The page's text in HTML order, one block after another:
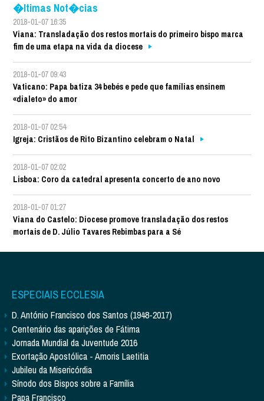
�ltimas Not�cias
2018-01-07 16:35
Viana: Transladação dos restos mortais do primeiro bispo marca
fim de uma etapa na vida da diocese
2018-01-07 09:43
Vaticano: Papa batiza 34 bebés e pede que famílias ensinem
«dialeto» do amor
2018-01-07 02:54
Igreja: Cristãos de Rito Bizantino celebram o Natal
2018-01-07 02:02
Lisboa: Coro da catedral apresenta concerto de ano novo
2018-01-07 01:27
Viana do Castelo: Diocese promove transladação dos restos
mortais de D. Júlio Tavares Rebimbas para a Sé
ESPECIAIS ECCLESIA
D. António Francisco dos Santos (1948-2017)
Centenário das aparições de Fátima
Jornada Mundial da Juventude 2016
Exortação Apostólica - Amoris Laetitia
Jubileu da Misericórdia
Sínodo dos Bispos sobre a Família
Papa Francisco